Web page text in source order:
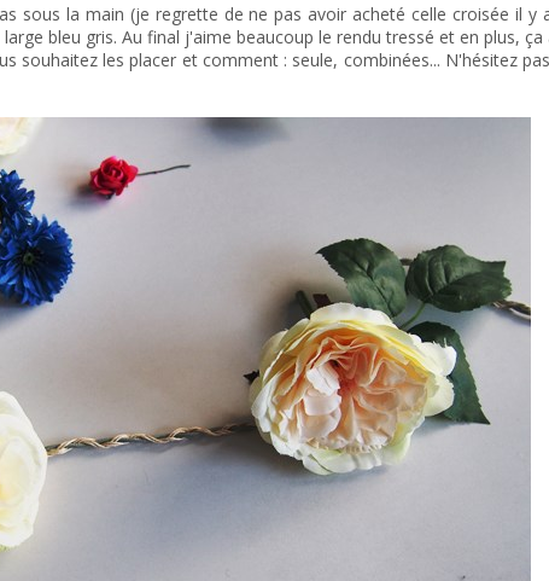
sous la main (je regrette de ne pas avoir acheté celle croisée il y
bleu gris. Au final j'aime beaucoup le rendu tressé et en plus,
souhaitez les placer et comment : seule, combinées... N'hésitez